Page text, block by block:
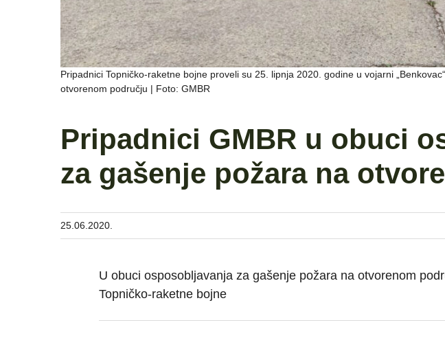
Pripadnici Topničko-raketne bojne proveli su 25. lipnja 2020. godine u vojarni
otvorenom području | Foto: GMBR
Pripadnici GMBR u obuci
za gašenje požara na
25.06.2020.
U obuci osposobljavanja za gašenje požara na otvorenom
Topničko-raketne bojne